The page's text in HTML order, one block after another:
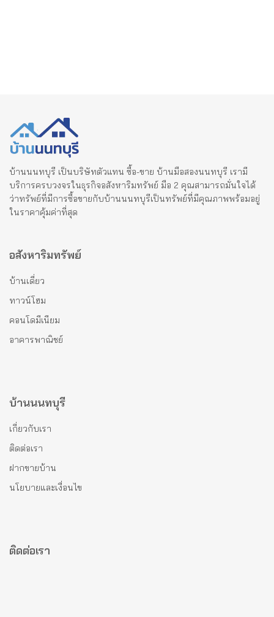
บ้านนนทบุรี เป็นบริษัทตัวแทน ซื้อ-ขาย บ้านมือสองนนทบุรี เรามี
บริการครบวงจรในธุรกิจอสังหาริมทรัพย์ มือ 2 คุณสามารถมั่นใจได้
ว่าทรัพย์ที่มีการซื้อขายกับบ้านนนทบุรีเป็นทรัพย์ที่มีคุณภาพพร้อมอยู่
ในราคาคุ้มค่าที่สุด
อสังหาริมทรัพย์
บ้านเดี่ยว
ทาวน์โฮม
คอนโดมีเนียม
อาคารพาณิชย์
บ้านนนทบุรี
เกี่ยวกับเรา
ติดต่อเรา
ฝากขายบ้าน
นโยบายและเงื่อนไข
ติดต่อเรา